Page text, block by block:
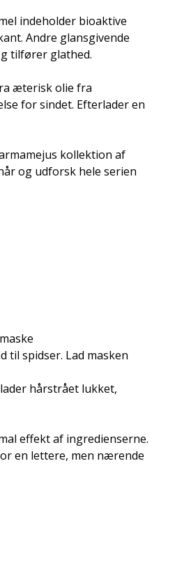
indeholder bioaktive
Andre glansgivende
tilfører glathed.
æterisk olie fra
for sindet. Efterlader en
kollektion af
og udforsk hele serien
til spidser. Lad masken
hårstrået lukket,
effekt af ingredienserne.
en lettere, men nærende